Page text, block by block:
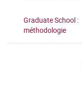
Graduate School :
méthodologie